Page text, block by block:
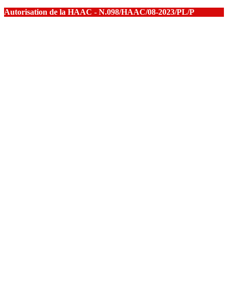
Autorisation de la HAAC - N.098/HAAC/08-2023/PL/P